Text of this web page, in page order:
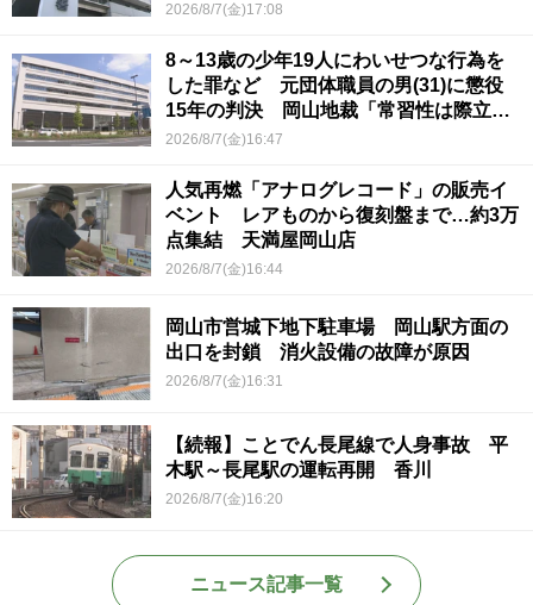
2026/8/7(金)17:08
8～13歳の少年19人にわいせつな行為を
した罪など 元団体職員の男(31)に懲役
15年の判決 岡山地裁「常習性は際立っ
ていて被害結果も非常に重い」
2026/8/7(金)16:47
人気再燃「アナログレコード」の販売イ
ベント レアものから復刻盤まで…約3万
点集結 天満屋岡山店
2026/8/7(金)16:44
岡山市営城下地下駐車場 岡山駅方面の
出口を封鎖 消火設備の故障が原因
2026/8/7(金)16:31
【続報】ことでん長尾線で人身事故 平
木駅～長尾駅の運転再開 香川
2026/8/7(金)16:20
ニュース記事一覧